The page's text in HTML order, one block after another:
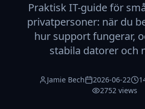
Praktisk IT-guide för
privatpersoner: när du
hur support fungerar,
stabila datorer och
Jamie Bech 2026-06-22
2752 views